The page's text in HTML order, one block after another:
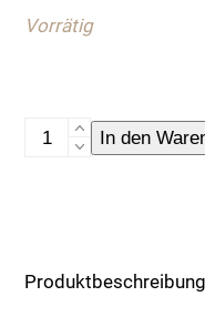
59,90 €
Vorrätig
Tapete
"Lovebirds
Koziel
In den
Produktbeschreibung